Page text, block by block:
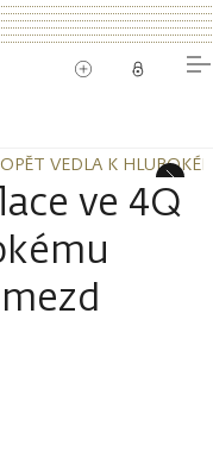
VEDLA K
VEDLA K
ve 4Q